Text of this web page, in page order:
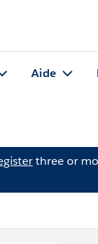
Aide
three or